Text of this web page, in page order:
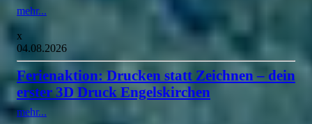
mehr...
x
04.08.2026
Ferienaktion: Drucken statt Zeichnen – dein
erster 3D Druck Engelskirchen
mehr...